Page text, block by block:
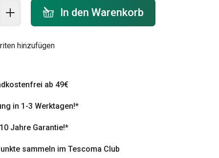
- Menge
In den Warenkorb
hinzufügen
ab 49€
in 1-3 Werktagen!*
Jahre Garantie!*
sammeln im Tescoma Club